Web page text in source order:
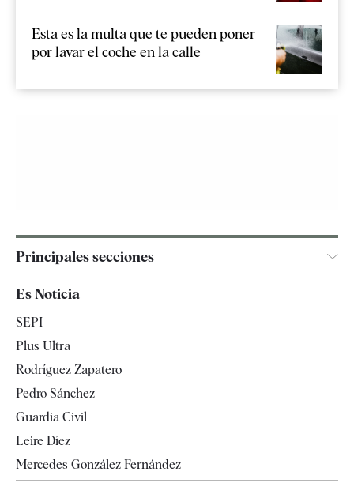
Esta es la multa que te pueden poner
por lavar el coche en la calle
Principales secciones
Televisión
Es Noticia
SEPI
Plus Ultra
Rodríguez Zapatero
Pedro Sánchez
Guardia Civil
Leire Díez
Mercedes González Fernández